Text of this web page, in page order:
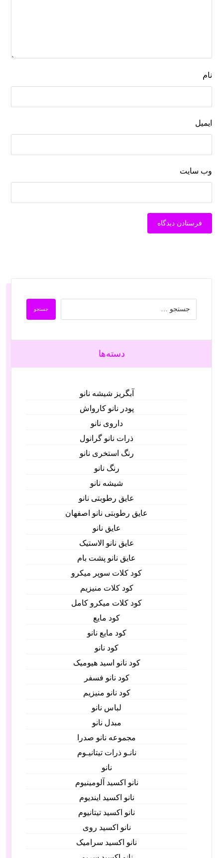
نام
ایمیل
وب‌ سایت
دسته‌ها
آبگریز شیشه نانو
پودر نانو کارواش
داروی نانو
ذرات نانو گرانول
رنگ استخری نانو
رنگ نانو
شیشه نانو
عایق رطوبتی نانو
عایق رطوبتی نانو اصفهان
عایق نانو
عایق نانو الاستیک
عایق نانو پشت بام
کود کلات سوپر میکرو
کود کلات منیزیم
کود کلات میکرو کامل
کود مایع
کود مایع نانو
کود نانو
کود نانو اسید هیومیک
کود نانو فسفر
کود نانو منیزیم
لباس نانو
مبدل نانو
مجموعه نانو صدرا
نانـو ذرات تیتانیـوم
نانو
نانو اکسید آلومینیوم
نانو اکسید ایندیوم
نانو اکسید تیتانیوم
نانو اکسید روی
نانو اکسید سرامیک